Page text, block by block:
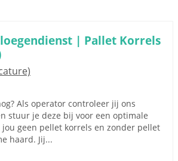
| Pallet Korrels
Als operator controleer jij ons
stuur je deze bij voor een optimale
geen pellet korrels en zonder pellet
haard. Jij...